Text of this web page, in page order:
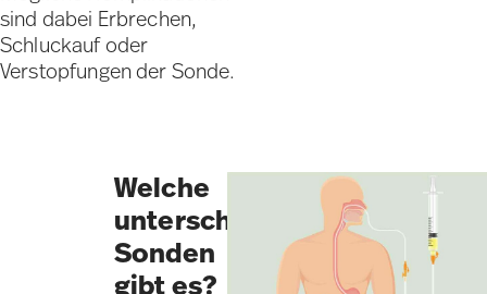
sind dabei Erbrechen,
Schluckauf oder
Verstopfungen der Sonde.
Welche
unterschiedlichen
Sonden
gibt es?